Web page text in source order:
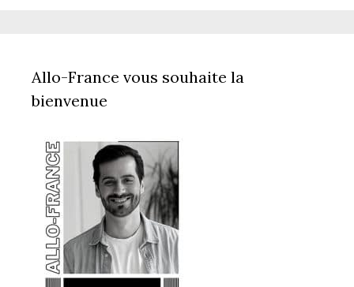
Allo-France vous souhaite la
bienvenue